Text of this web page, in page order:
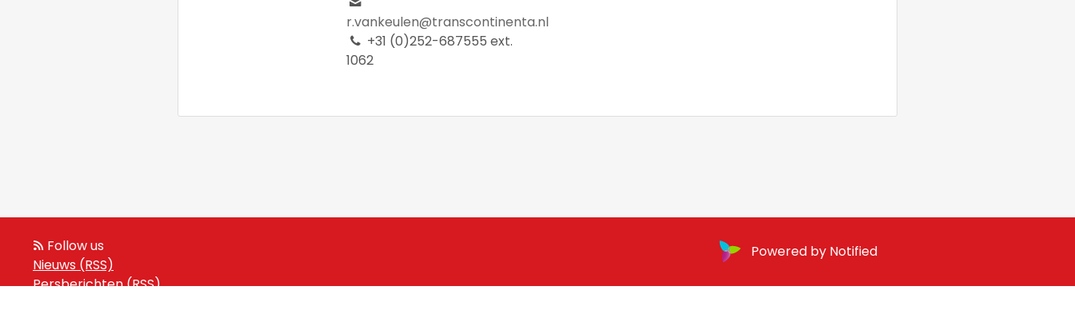
r.vankeulen@transcontinenta.nl
+31 (0)252-687555 ext.
1062
Follow us
Nieuws (RSS)
Persberichten (RSS)
Powered by Notified